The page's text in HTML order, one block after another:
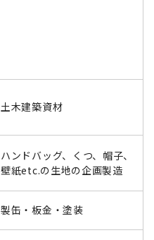
土木建築資材
ハンドバッグ、くつ、帽子、
壁紙etc.の生地の企画製造
製缶・板金・塗装